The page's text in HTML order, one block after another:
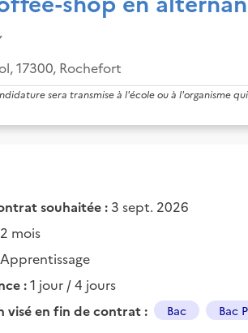
17300, Rochefort
sera transmise à l'école ou à l'organisme
souhaitée : 3 sept. 2026
mois
Apprentissage
:1 jour / 4 jours
visé en fin de contrat :
Bac Bac